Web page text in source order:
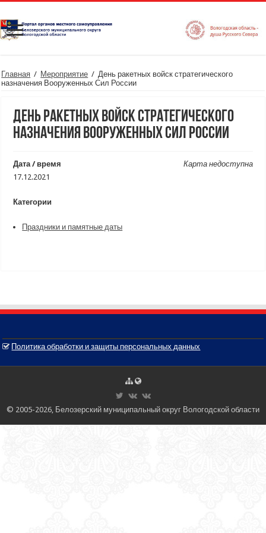
Главная / Мероприятие / День ракетных войск стратегического
назначения Вооруженных Сил России
День ракетных войск стратегического
назначения Вооруженных Сил России
Карта недоступна
Дата / время
17.12.2021
Категории
Праздники и памятные даты
Политика обработки и защиты персональных данных
© 2005-2026, Белозерский муниципальный округ Вологодской области